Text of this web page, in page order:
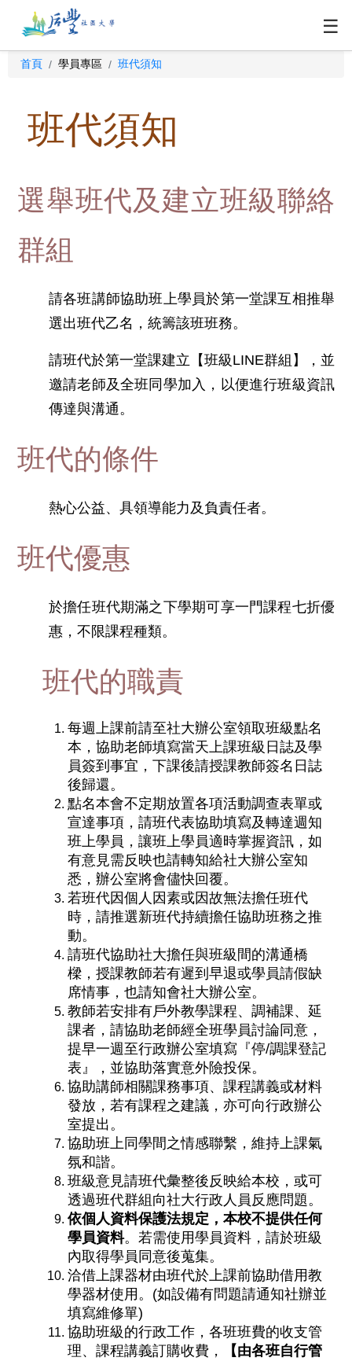
☰
首頁 / 學員專區 / 班代須知
班代須知
選舉班代及建立班級聯絡
群組
請各班講師協助班上學員於第一堂課互相推舉
選出班代乙名，統籌該班班務。
請班代於第一堂課建立【班級LINE群組】
，並
邀請老師及全班同學加入 ，以便進行班級資訊
傳達與溝通。
班代的條件
熱心公益、具領導能力及負責任者。
班代優惠
於擔任班代期滿之下學期可享一門課程七折優
惠，不限課程種類。
班代的職責
每週上課前請至社大辦公室領取班級點名
本，協助老師填寫當天上課班級日誌及學
員簽到事宜，下課後請授課教師簽名日誌
後歸還。
點名本會不定期放置各項活動調查表單或
宣達事項，請班代表協助填寫及轉達週知
班上學員，讓班上學員適時掌握資訊，如
有意見需反映也請轉知給社大辦公室知
悉，辦公室將會儘快回覆。
若班代因個人因素或因故無法擔任班代
時，請推選新班代持續擔任協助班務之推
動。
請班代協助社大擔任與班級間的溝通橋
樑，授課教師若有遲到早退或學員請假缺
席情事，也請知會社大辦公室。
教師若安排有戶外教學課程、調補課、延
課者，請協助老師經全班學員討論同意，
提早一週至行政辦公室填寫『停/調課登記
表』
，並協助落實意外險投保。
協助講師相關課務事項、課程講義或材料
發放，若有課程之建議，亦可向行政辦公
室提出。
協助班上同學間之情感聯繫，維持上課氣
氛和諧。
班級意見請班代彙整後反映給本校，或可
透過班代群組向社大行政人員反應問題。
依個人資料保護法規定，本校不提供任何
學員資料。 若需使用學員資料，請於班級
內取得學員同意後蒐集。
洽借上課器材由班代於上課前協助借用教
學器材使用。(如設備有問題請通知社辦並
填寫維修單)
協助班級的行政工作，各班班費的收支管
理、課程講義訂購收費，
【由各班自行管